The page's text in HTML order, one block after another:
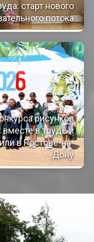
старт нового
потока
рисунков
в труде и
в Ростове-на-
Дону